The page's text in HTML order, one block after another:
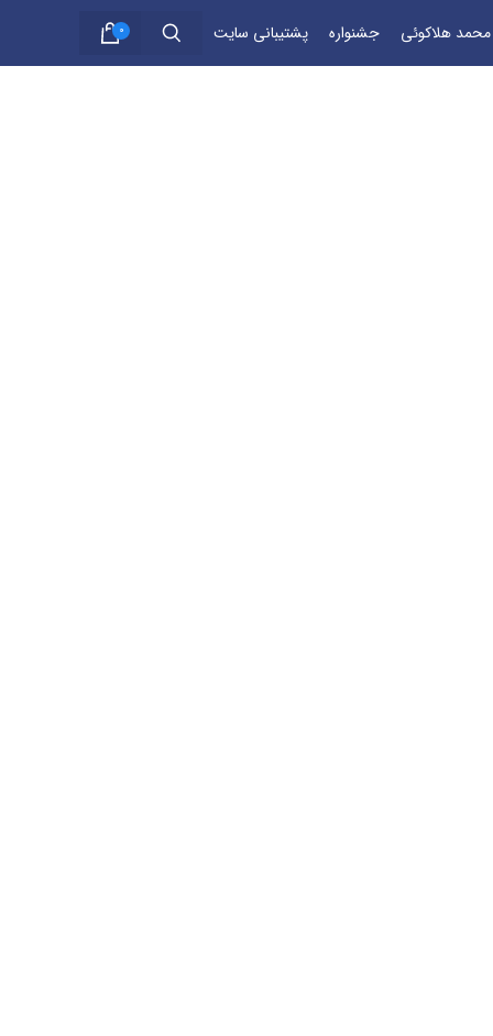
محمد هلاکوئی جشنواره پشتیبانی سایت 0